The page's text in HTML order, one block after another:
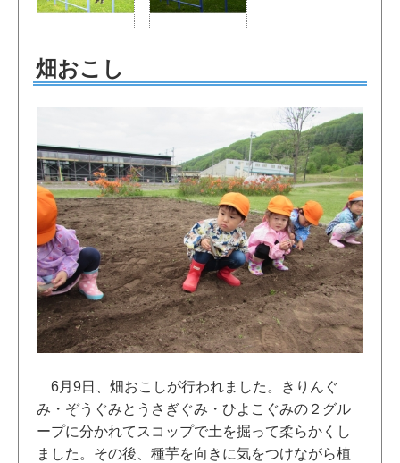
畑おこし
6月9日、畑おこしが行われました。きりんぐ
み・ぞうぐみとうさぎぐみ・ひよこぐみの２グル
ープに分かれてスコップで土を掘って柔らかくし
ました。その後、種芋を向きに気をつけながら植